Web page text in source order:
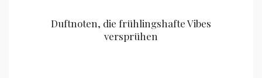
Duftnoten, die frühlingshafte Vibes
versprühen